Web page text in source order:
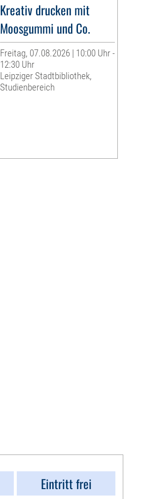
Kreativ drucken mit
Moosgummi und Co.
Freitag, 07.08.2026 | 10:00 Uhr -
12:30 Uhr
Leipziger Stadtbibliothek,
Studienbereich
Eintritt frei